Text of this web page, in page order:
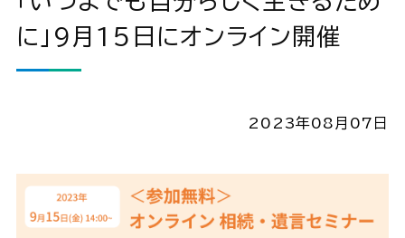
に」9月15日にオンライン開催
2023年08月07日